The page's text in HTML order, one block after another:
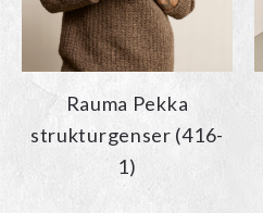
Rauma Pekka
strukturgenser (416-
1)